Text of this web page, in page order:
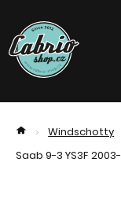
> Windschotty
Saab 9-3 YS3F